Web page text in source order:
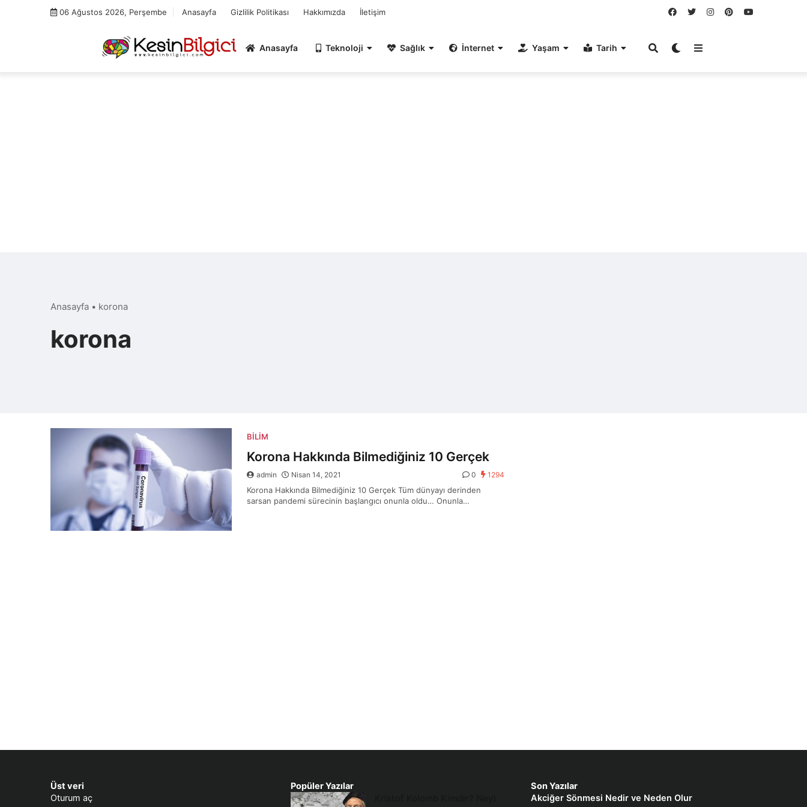
06 Ağustos 2026, Perşembe Anasayfa Gizlilik Politikası Hakkımızda İletişim
Anasayfa Teknoloji Sağlık İnternet Yaşam Tarih
Anasayfa • korona
korona
BILIM
Korona Hakkında Bilmediğiniz 10 Gerçek
admin Nisan 14, 2021 0 1294
Korona Hakkında Bilmediğiniz 10 Gerçek Tüm dünyayı derinden
sarsan pandemi sürecinin başlangıcı onunla oldu… Onunla…
Üst veri
Oturum aç
Popüler Yazılar
Son Yazılar
Akciğer Sönmesi Nedir ve Neden Olur